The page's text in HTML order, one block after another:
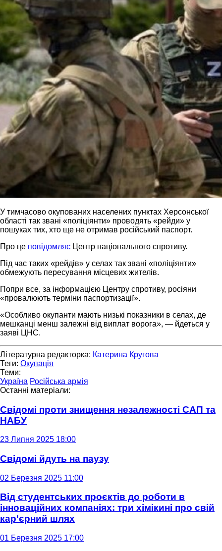
У тимчасово окупованих населених пунктах Херсонської
області так звані «поліціянти» проводять «рейди» у
пошуках тих, хто ще не отримав російський паспорт.
Про це повідомляє Центр національного спротиву.
Під час таких «рейдів» у селах так звані «поліціянти»
обмежують пересування місцевих жителів.
Попри все, за інформацією Центру спротиву, росіяни
«провалюють терміни паспортизації».
«Особливо окупанти мають низькі показники в селах, де
мешканці менш залежні від виплат ворога», — йдеться у
заяві ЦНС.
Літературна редакторка: Катерина Кругова
Теги: Окупація
Теми:
Україна Російська армія
Останні матеріали:
Свідомі проти знищення незалежності САП та
НАБУ
23 Липня 2025 18:00
Свідомі йдуть на паузу
02 Березня 2025 11:00
Від студентських проєктів до роботи в
інноваційних компаніях: три хімікині про свій
кар'єрний шлях
01 Березня 2025 17:00